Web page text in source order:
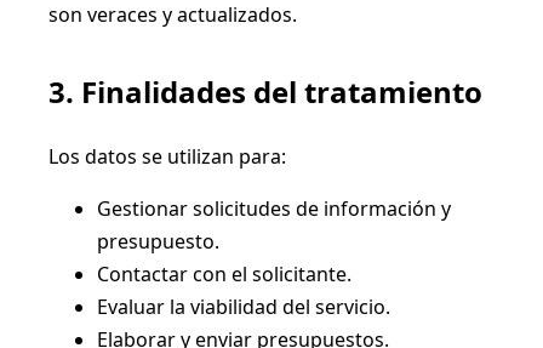
son veraces y actualizados.
3. Finalidades del tratamiento
Los datos se utilizan para:
Gestionar solicitudes de información y
presupuesto.
Contactar con el solicitante.
Evaluar la viabilidad del servicio.
Elaborar y enviar presupuestos.